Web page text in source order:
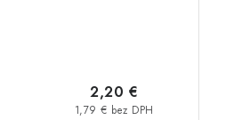
1,79 € bez DPH
2,20 €